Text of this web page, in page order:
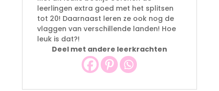
leerlingen extra goed met het splitsen
tot 20! Daarnaast leren ze ook nog de
vlaggen van verschillende landen! Hoe
leuk is dat?!
Deel met andere leerkrachten